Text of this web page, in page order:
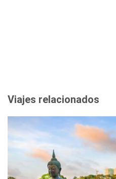
Viajes relacionados